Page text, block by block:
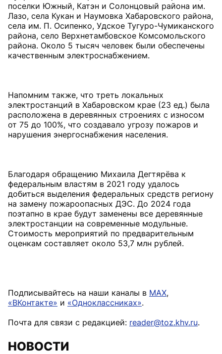
поселки Южный, Катэн и Солонцовый района им.
Лазо, села Кукан и Наумовка Хабаровского района,
села им. П. Осипенко, Удское Тугуро-Чумиканского
района, село Верхнетамбовское Комсомольского
района. Около 5 тысяч человек были обеспечены
качественным электроснабжением.
Напомним также, что треть локальных
электростанций в Хабаровском крае (23 ед.) была
расположена в деревянных строениях с износом
от 75 до 100%, что создавало угрозу пожаров и
нарушения энергоснабжения населения.
Благодаря обращению Михаила Дегтярёва к
федеральным властям в 2021 году удалось
добиться выделения федеральных средств региону
на замену пожароопасных ДЭС. До 2024 года
поэтапно в крае будут заменены все деревянные
электростанции на современные модульные.
Стоимость мероприятий по предварительным
оценкам составляет около 53,7 млн рублей.
Подписывайтесь на наши каналы в MAX,
«ВКонтакте» и «Одноклассниках».
Почта для связи с редакцией: reader@toz.khv.ru.
НОВОСТИ